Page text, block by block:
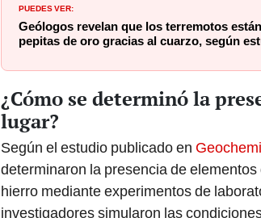
PUEDES VER:
Geólogos revelan que los terremotos
pepitas de oro gracias al cuarzo, según
¿Cómo se determinó la
lugar?
Según el estudio publicado en
determinaron la presencia de
hierro mediante experimentos de
investigadores simularon las